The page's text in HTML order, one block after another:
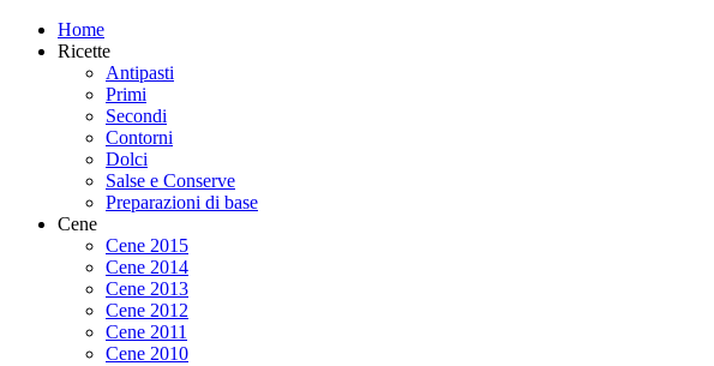
Home
Ricette
Antipasti
Primi
Secondi
Contorni
Dolci
Salse e Conserve
Preparazioni di base
Cene
Cene 2015
Cene 2014
Cene 2013
Cene 2012
Cene 2011
Cene 2010